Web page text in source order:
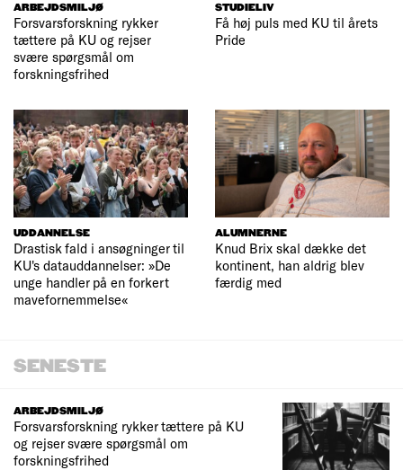
ARBEJDSMILJØ
Forsvarsforskning rykker
tættere på KU og rejser
svære spørgsmål om
forskningsfrihed
STUDIELIV
Få høj puls med KU til årets
Pride
UDDANNELSE
Drastisk fald i ansøgninger til
KU's datauddannelser: »De
unge handler på en forkert
mavefornemmelse«
ALUMNERNE
Knud Brix skal dække det
kontinent, han aldrig blev
færdig med
SENESTE
ARBEJDSMILJØ
Forsvarsforskning rykker tættere på KU
og rejser svære spørgsmål om
forskningsfrihed